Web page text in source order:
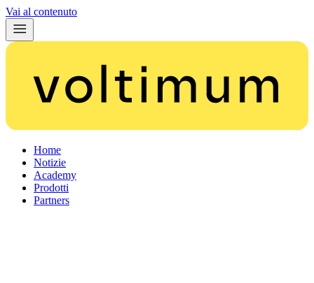
Vai al contenuto
Home
Notizie
Academy
Prodotti
Partners